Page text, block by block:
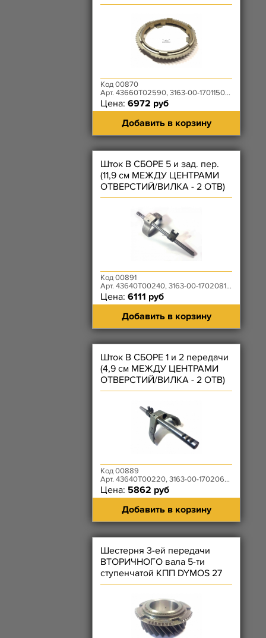
Код 00870
Арт. 43660T02590, 3163-00-1701150-00
Цена: 6972 руб
Добавить в корзину
Шток В СБОРЕ 5 и зад. пер.
(11,9 см МЕЖДУ ЦЕНТРАМИ
ОТВЕРСТИЙ/ВИЛКА - 2 ОТВ)
КПП DYMOS
Код 00891
Арт. 43640T00240, 3163-00-1702081-00
Цена: 6111 руб
Добавить в корзину
Шток В СБОРЕ 1 и 2 передачи
(4,9 см МЕЖДУ ЦЕНТРАМИ
ОТВЕРСТИЙ/ВИЛКА - 2 ОТВ)
КПП DYMOS
Код 00889
Арт. 43640T00220, 3163-00-1702060-00
Цена: 5862 руб
Добавить в корзину
Шестерня 3-ей передачи
ВТОРИЧНОГО вала 5-ти
ступенчатой КПП DYMOS 27
зубьев